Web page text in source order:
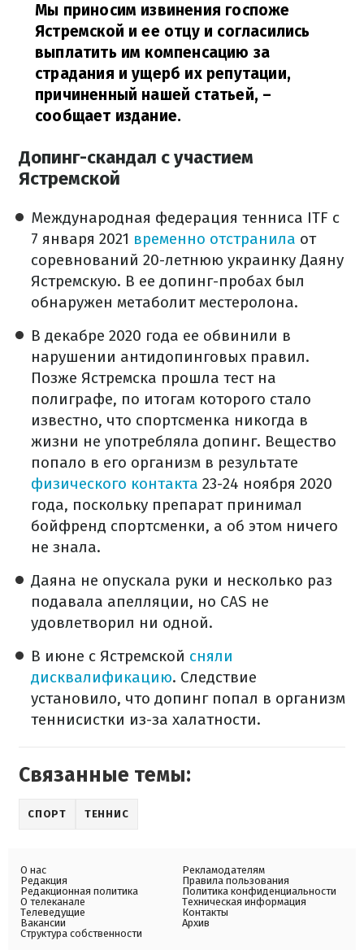
Мы приносим извинения госпоже
Ястремской и ее отцу и согласились
выплатить им компенсацию за
страдания и ущерб их репутации,
причиненный нашей статьей, –
сообщает издание.
Допинг-скандал с участием
Ястремской
Международная федерация тенниса ITF с
7 января 2021 временно отстранила от
соревнований 20-летнюю украинку Даяну
Ястремскую. В ее допинг-пробах был
обнаружен метаболит местеролона.
В декабре 2020 года ее обвинили в
нарушении антидопинговых правил.
Позже Ястремска прошла тест на
полиграфе, по итогам которого стало
известно, что спортсменка никогда в
жизни не употребляла допинг. Вещество
попало в его организм в результате
физического контакта 23-24 ноября 2020
года, поскольку препарат принимал
бойфренд спортсменки, а об этом ничего
не знала.
Даяна не опускала руки и несколько раз
подавала апелляции, но CAS не
удовлетворил ни одной.
В июне с Ястремской сняли
дисквалификацию. Следствие
установило, что допинг попал в организм
теннисистки из-за халатности.
Связанные темы:
СПОРТ ТЕННИС
О нас
Редакция
Редакционная политика
О телеканале
Телеведущие
Вакансии
Структура собственности
Рекламодателям
Правила пользования
Политика конфиденциальности
Техническая информация
Контакты
Архив